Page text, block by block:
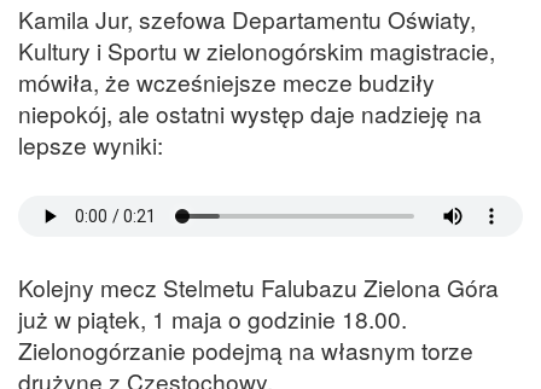
Kamila Jur, szefowa Departamentu Oświaty,
Kultury i Sportu w zielonogórskim magistracie,
mówiła, że wcześniejsze mecze budziły
niepokój, ale ostatni występ daje nadzieję na
lepsze wyniki:
Kolejny mecz Stelmetu Falubazu Zielona Góra
już w piątek, 1 maja o godzinie 18.00.
Zielonogórzanie podejmą na własnym torze
drużynę z Częstochowy.